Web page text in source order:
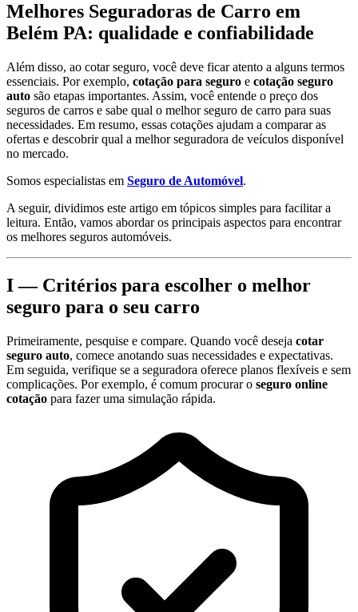
Melhores Seguradoras de Carro em
Belém PA: qualidade e confiabilidade
Além disso, ao cotar seguro, você deve ficar atento a alguns termos
essenciais. Por exemplo, cotação para seguro e cotação seguro
auto são etapas importantes. Assim, você entende o preço dos
seguros de carros e sabe qual o melhor seguro de carro para suas
necessidades. Em resumo, essas cotações ajudam a comparar as
ofertas e descobrir qual a melhor seguradora de veículos disponível
no mercado.
Somos especialistas em Seguro de Automóvel.
A seguir, dividimos este artigo em tópicos simples para facilitar a
leitura. Então, vamos abordar os principais aspectos para encontrar
os melhores seguros automóveis.
I — Critérios para escolher o melhor
seguro para o seu carro
Primeiramente, pesquise e compare. Quando você deseja cotar
seguro auto, comece anotando suas necessidades e expectativas.
Em seguida, verifique se a seguradora oferece planos flexíveis e sem
complicações. Por exemplo, é comum procurar o seguro online
cotação para fazer uma simulação rápida.